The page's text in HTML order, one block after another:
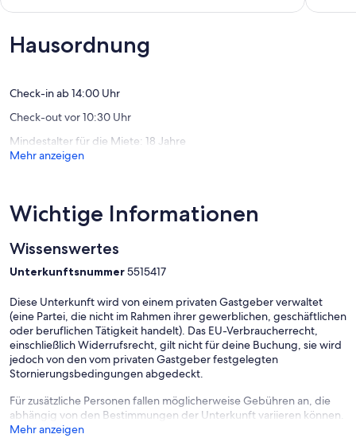
Bewertungen)
Hausordnung
Check-in ab 14:00 Uhr
Check-out vor 10:30 Uhr
Mindestalter für die Miete: 18 Jahre
Mehr anzeigen
Wichtige Informationen
Wissenswertes
Unterkunftsnummer5515417
Diese Unterkunft wird von einem privaten Gastgeber verwaltet
(eine Partei, die nicht im Rahmen ihrer gewerblichen, geschäftlichen
oder beruflichen Tätigkeit handelt). Das EU-Verbraucherrecht,
einschließlich Widerrufsrecht, gilt nicht für deine Buchung, sie wird
jedoch von den vom privaten Gastgeber festgelegten
Stornierungsbedingungen abgedeckt.
Für zusätzliche Personen fallen möglicherweise Gebühren an, die
abhängig von den Bestimmungen der Unterkunft variieren können.
Mehr anzeigen